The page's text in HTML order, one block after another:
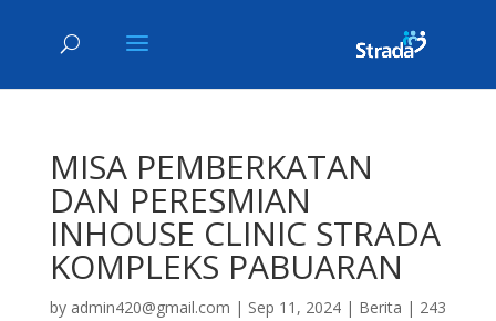
MISA PEMBERKATAN
DAN PERESMIAN
INHOUSE CLINIC STRADA
KOMPLEKS PABUARAN
by admin420@gmail.com | Sep 11, 2024| Berita | 243